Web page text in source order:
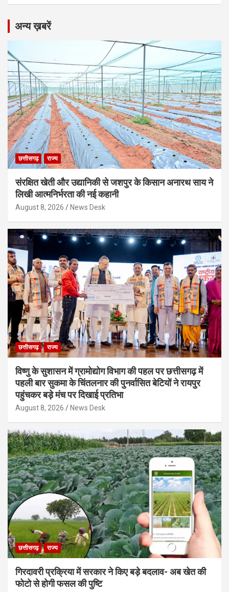
अन्य ख़बरें
छत्तीसगढ़ राज्य
संरक्षित खेती और उद्यानिकी से जशपुर के किसान अनारथ साय ने
लिखी आत्मनिर्भरता की नई कहानी
August 8, 2026 News Desk
छत्तीसगढ़ राज्य
विष्णु के सुशासन में ग्रामोद्योग विभाग की पहल पर छत्तीसगढ़ में
पहली बार सुकमा के चिंतलनार की पुनर्वासित बेटियों ने रायपुर
पहुंचकर बड़े मंच पर दिखाई प्रतिभा
August 8, 2026 News Desk
छत्तीसगढ़ राज्य
गिरदावरी प्रक्रिया में सरकार ने किए बड़े बदलाव- अब खेत की
फोटो से होगी फसल की पुष्टि